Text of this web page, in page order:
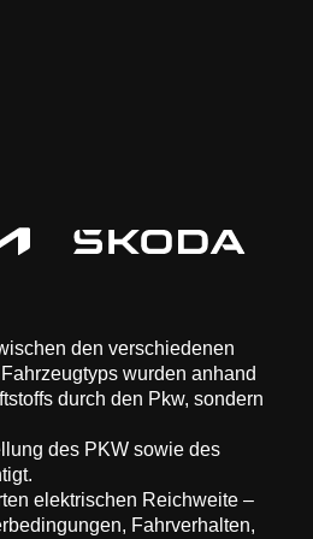
den verschiedenen
wurden anhand
durch den Pkw, sondern
des PKW sowie des
elektrischen Reichweite –
Fahrverhalten,